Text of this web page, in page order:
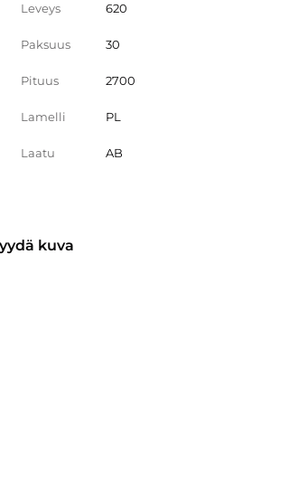
Leveys 620
Paksuus 30
Pituus 2700
Lamelli PL
Laatu AB
kuva